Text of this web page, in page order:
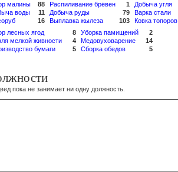
малины
88
воды
11
16
Распиливание брёвен
1
Добыча руды
79
Выплавка жылеза
103
Добыча угля
Варка стали
Ковка топоров
лесных ягод
8
мелкой живности
4
бумаги
5
Уборка памищений
2
Медовуховарение
14
Сборка обедов
5
пока не занимает ни одну должность.